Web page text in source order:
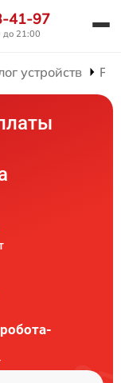
41-97
до 21:00
устройств